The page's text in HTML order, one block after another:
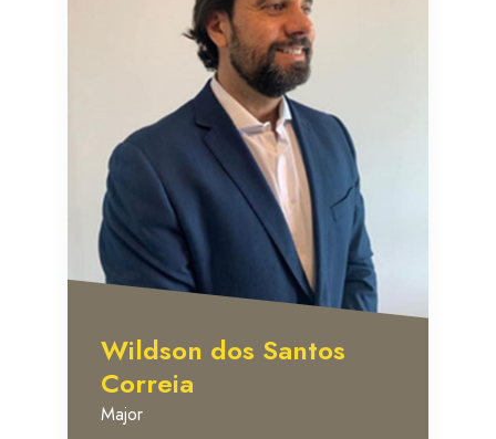
Wildson dos Santos
Correia
Major